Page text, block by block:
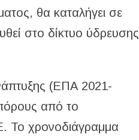
θα καταλήγει σε
στο δίκτυο ύδρευσης
(ΕΠΑ 2021-
από το
Το χρονοδιάγραμμα